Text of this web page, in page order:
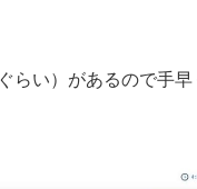
らい）があるので手早